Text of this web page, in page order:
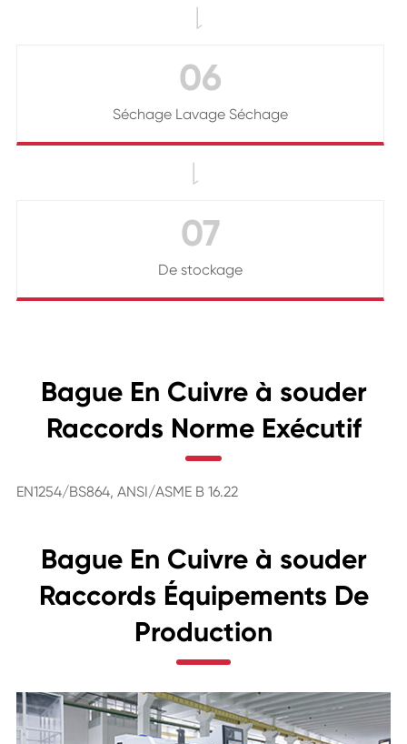

06
Séchage Lavage Séchage

07
De stockage
Bague En Cuivre à souder
Raccords Norme Exécutif
EN1254/BS864, ANSI/ASME B 16.22
Bague En Cuivre à souder
Raccords Équipements De
Production